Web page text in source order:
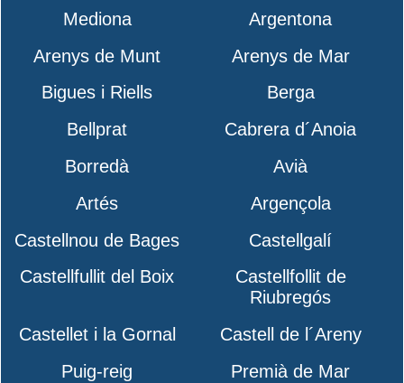
Mediona
Argentona
Arenys de Munt
Arenys de Mar
Bigues i Riells
Berga
Bellprat
Cabrera d´Anoia
Borredà
Avià
Artés
Argençola
Castellnou de Bages
Castellgalí
Castellfullit del Boix
Castellfollit de
Riubregós
Castellet i la Gornal
Castell de l´Areny
Puig-reig
Premià de Mar